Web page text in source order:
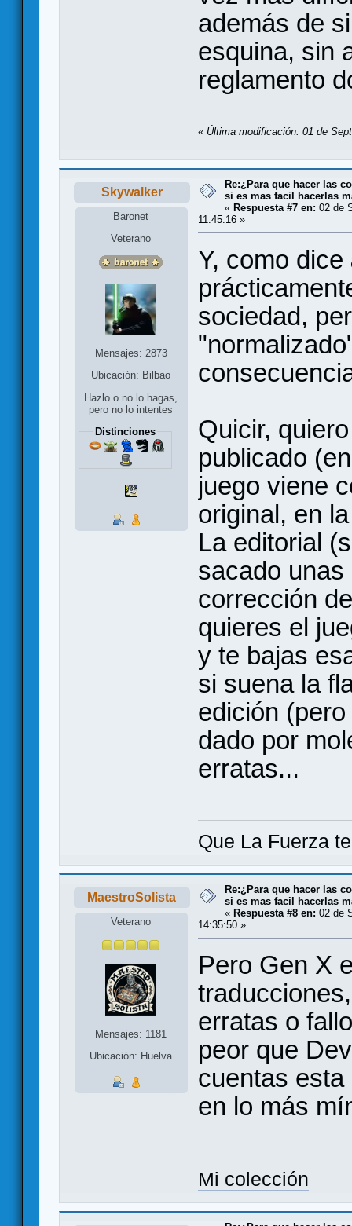
además de
esquina, sin
reglamento
« Última modificación: 01 de
Skywalker
Baronet
Veterano
Mensajes: 2873
Ubicación: Bilbao
Hazlo o no lo hagas,
pero no lo intentes
Distinciones
Re:¿Para que hacer las
si es mas facil hacerlas
« Respuesta #7 en: 02 de
11:45:16 »
Y, como dice
sociedad,
Quicir,
publicado
juego viene
original, en
La editorial
sacado
corrección
quieres el
y te bajas
si suena la
edición
dado por
erratas...
Que La Fuerza
MaestroSolista
Veterano
Mensajes: 1181
Ubicación: Huelva
Re:¿Para que hacer las
si es mas facil hacerlas
« Respuesta #8 en: 02 de
14:35:50 »
Pero Gen X
erratas o
peor que
cuentas
en lo más
Mi colección